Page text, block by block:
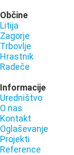
Občine
Litija
Zagorje
Trbovlje
Hrastnik
Radeče
Informacije
Uredništvo
O nas
Kontakt
Oglaševanje
Projekti
Reference